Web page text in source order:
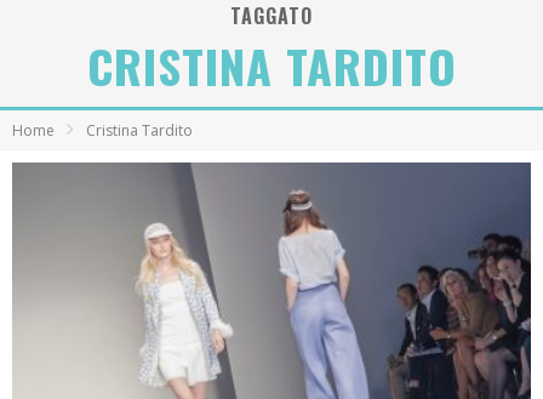
SEE YOU AT 5 | Chanel
Anya Taylor-Joy, Jisoo e Willow Smith protagoniste della nuova campagna Dior Addict
TAGGATO
CRISTINA TARDITO
Home Cristina Tardito